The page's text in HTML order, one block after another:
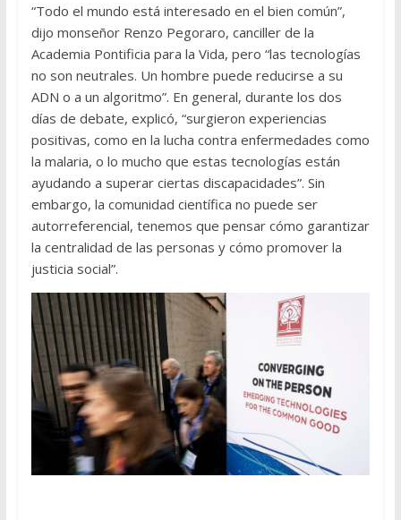
“Todo el mundo está interesado en el bien común”,
dijo monseñor Renzo Pegoraro, canciller de la
Academia Pontificia para la Vida, pero “las tecnologías
no son neutrales. Un hombre puede reducirse a su
ADN o a un algoritmo”. En general, durante los dos
días de debate, explicó, “surgieron experiencias
positivas, como en la lucha contra enfermedades como
la malaria, o lo mucho que estas tecnologías están
ayudando a superar ciertas discapacidades”. Sin
embargo, la comunidad científica no puede ser
autorreferencial, tenemos que pensar cómo garantizar
la centralidad de las personas y cómo promover la
justicia social”.